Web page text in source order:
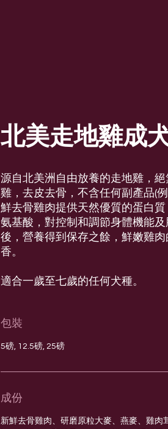
北美走地雞成
源自北美洲自由放養的走地雞，
雞，去皮去骨，不含任何副產品(
鮮去骨雞肉提供天然優質的蛋白
氨基酸，對控制和調節身體機能
後，營養得到保存之餘，鮮嫩雞
香。
適合一歲至七歲的任何犬種。
包裝
5磅, 12.5磅, 25磅
成份
新鮮去骨雞肉、研磨原粒大麥、燕麥、雞